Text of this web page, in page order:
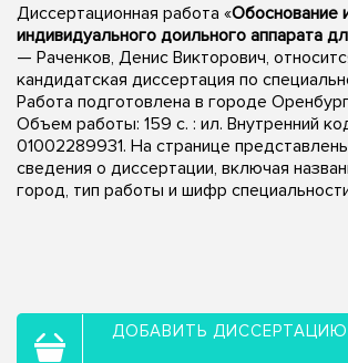
Диссертационная работа «Обоснование
индивидуального доильного аппарата
— Раченков, Денис Викторович,
кандидатская диссертация по
Работа подготовлена в городе
Объем работы: 159 с. : ил. Внутренний
01002289931. На странице
сведения о диссертации, включая
город, тип работы и шифр
ДОБАВИТЬ